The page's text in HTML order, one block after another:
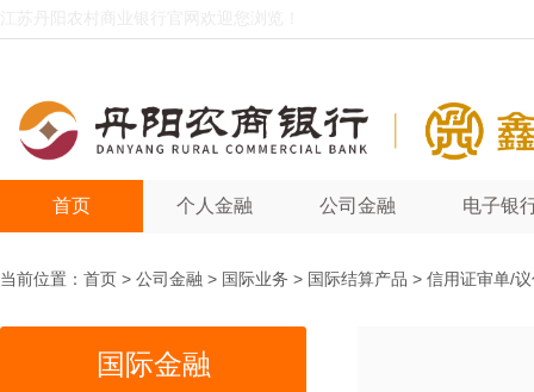
首页 个人金融 公司金融 电子银
当前位置： 首页 > 公司金融 > 国际业务 > 国际结算产品 > 信用证审单/
国际金融